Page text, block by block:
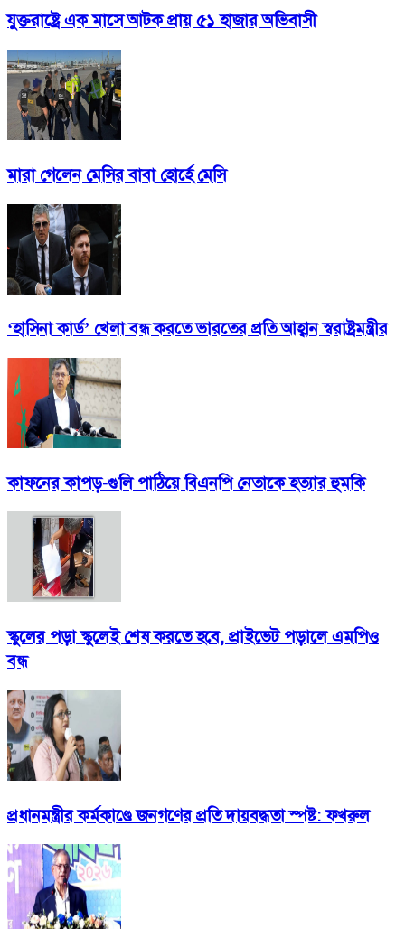
যুক্তরাষ্ট্রে এক মাসে আটক প্রায় ৫১ হাজার অভিবাসী
মারা গেলেন মেসির বাবা হোর্হে মেসি
‘হাসিনা কার্ড’ খেলা বন্ধ করতে ভারতের প্রতি আহ্বান স্বরাষ্ট্রমন্ত্রীর
কাফনের কাপড়-গুলি পাঠিয়ে বিএনপি নেতাকে হত্যার হুমকি
স্কুলের পড়া স্কুলেই শেষ করতে হবে, প্রাইভেট পড়ালে এমপিও
বন্ধ
প্রধানমন্ত্রীর কর্মকাণ্ডে জনগণের প্রতি দায়বদ্ধতা স্পষ্ট: ফখরুল